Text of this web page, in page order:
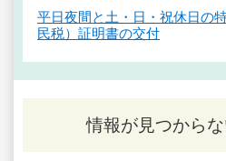
平日夜間と土・日・祝休日の
民税）証明書の交付
情報が見つから